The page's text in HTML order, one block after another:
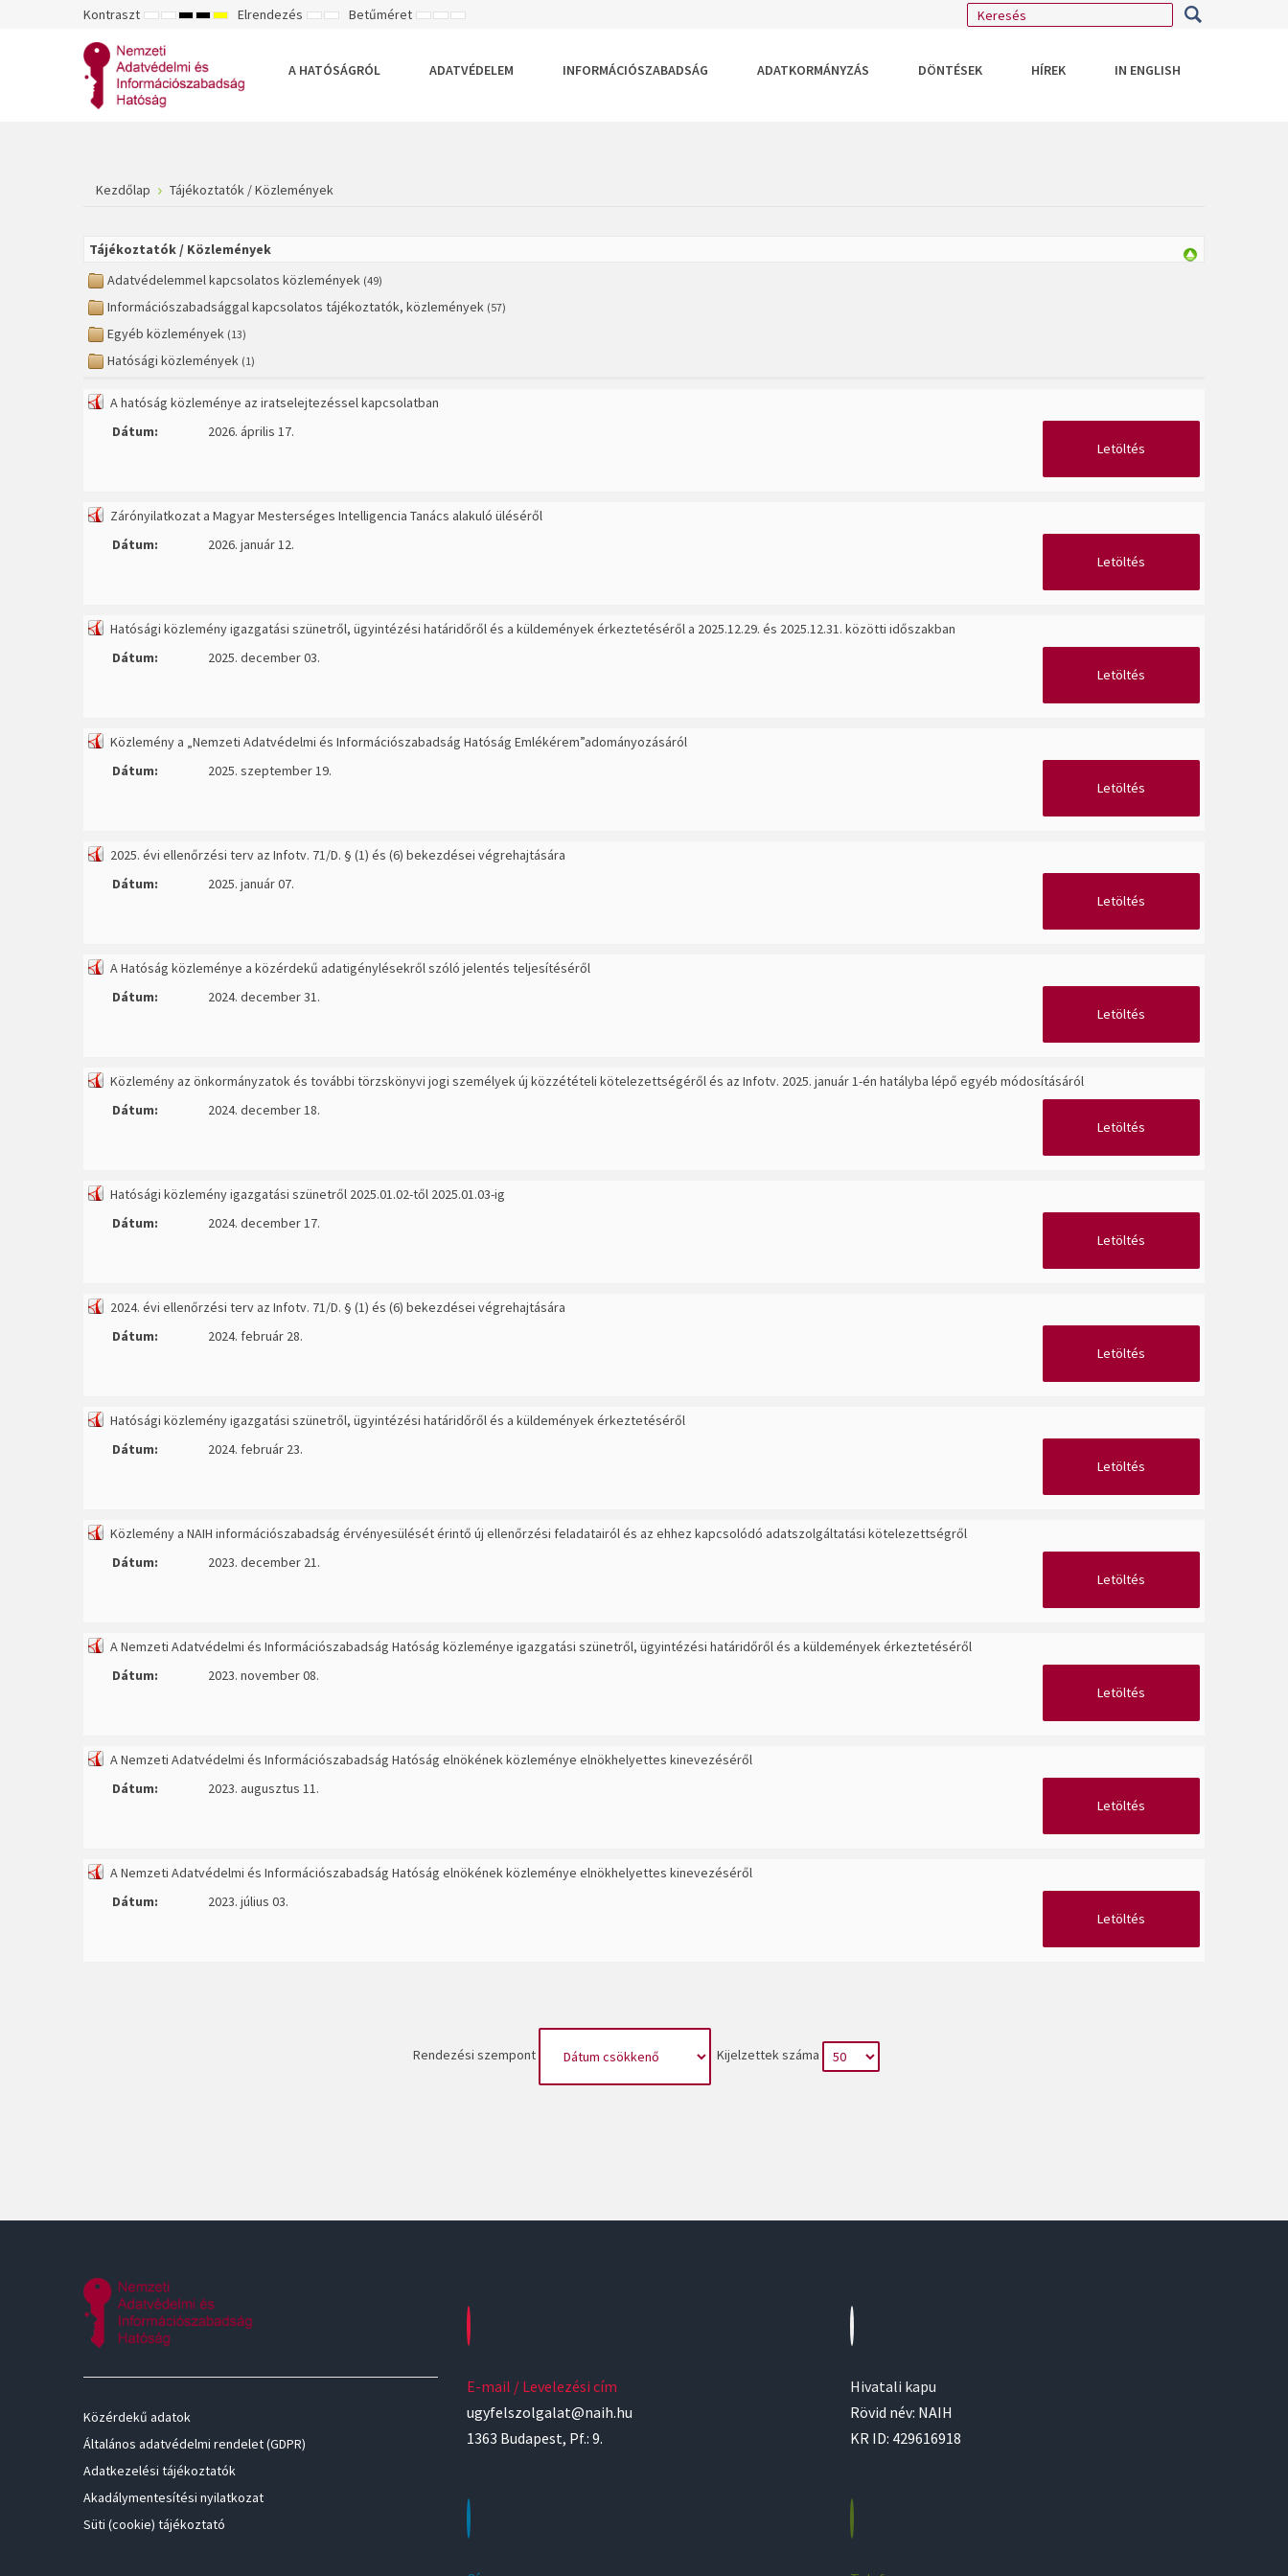
Kontraszt ALAPÉRTELMEZETT
ÉJSZAKAI
NAGY
FEHÉR
MÓD
NAGY
SÁRGA
MÓD
NAGY
MÓD
Elrendezés RÖGZÍTETT
SZÉLES
Betűméret KISEBB
ALAPÉRTELMEZETT
NAGYOBB
A HATÓSÁGRÓL
ADATVÉDELEM INFORMÁCIÓSZABADSÁG ADATKORMÁNYZÁS DÖNTÉSEK HÍREK IN ENGLISH
Kezdőlap Tájékoztatók / Közlemények
Tájékoztatók / Közlemények
Adatvédelemmel kapcsolatos közlemények (49)
Információszabadsággal kapcsolatos tájékoztatók, közlemények (57)
Egyéb közlemények (13)
Hatósági közlemények (1)
A hatóság közleménye az iratselejtezéssel kapcsolatban
Dátum:
2026. április 17.
Letöltés
Zárónyilatkozat a Magyar Mesterséges Intelligencia Tanács alakuló üléséről
Dátum:
2026. január 12.
Letöltés
Hatósági közlemény igazgatási szünetről, ügyintézési határidőről és a küldemények érkeztetéséről a 2025.12.29. és 2025.12.31. közötti időszakban
Dátum:
2025. december 03.
Letöltés
Közlemény a „Nemzeti Adatvédelmi és Információszabadság Hatóság Emlékérem”adományozásáról
Dátum:
2025. szeptember 19.
Letöltés
2025. évi ellenőrzési terv az Infotv. 71/D. § (1) és (6) bekezdései végrehajtására
Dátum:
2025. január 07.
Letöltés
A Hatóság közleménye a közérdekű adatigénylésekről szóló jelentés teljesítéséről
Dátum:
2024. december 31.
Letöltés
Közlemény az önkormányzatok és további törzskönyvi jogi személyek új közzétételi kötelezettségéről és az Infotv. 2025. január 1-én hatályba lépő egyéb módosításáról
Dátum:
2024. december 18.
Letöltés
Hatósági közlemény igazgatási szünetről 2025.01.02-től 2025.01.03-ig
Dátum:
2024. december 17.
Letöltés
2024. évi ellenőrzési terv az Infotv. 71/D. § (1) és (6) bekezdései végrehajtására
Dátum:
2024. február 28.
Letöltés
Hatósági közlemény igazgatási szünetről, ügyintézési határidőről és a küldemények érkeztetéséről
Dátum:
2024. február 23.
Letöltés
Közlemény a NAIH információszabadság érvényesülését érintő új ellenőrzési feladatairól és az ehhez kapcsolódó adatszolgáltatási kötelezettségről
Dátum:
2023. december 21.
Letöltés
A Nemzeti Adatvédelmi és Információszabadság Hatóság közleménye igazgatási szünetről, ügyintézési határidőről és a küldemények érkeztetéséről
Dátum:
2023. november 08.
Letöltés
A Nemzeti Adatvédelmi és Információszabadság Hatóság elnökének közleménye elnökhelyettes kinevezéséről
Dátum:
2023. augusztus 11.
Letöltés
A Nemzeti Adatvédelmi és Információszabadság Hatóság elnökének közleménye elnökhelyettes kinevezéséről
Dátum:
2023. július 03.
Letöltés
Rendezési szempont Kijelzettek száma
Közérdekű adatok
Általános adatvédelmi rendelet (GDPR)
Adatkezelési tájékoztatók
Akadálymentesítési nyilatkozat
Süti (cookie) tájékoztató
E-mail / Levelezési cím
ugyfelszolgalat@naih.hu
1363 Budapest, Pf.: 9.
Hivatali kapu
Rövid név: NAIH
KR ID: 429616918